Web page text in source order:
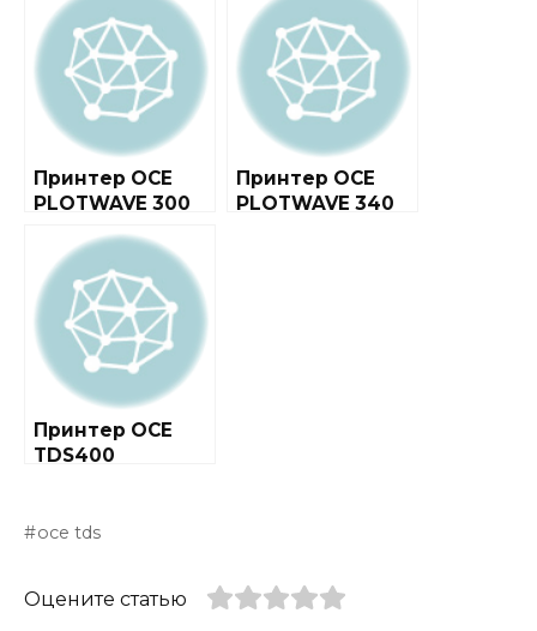
Принтер OCE
PLOTWAVE 300
Принтер OCE
PLOTWAVE 340
Принтер OCE
TDS400
oce tds
Оцените статью